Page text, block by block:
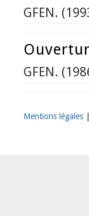
GFEN.
GFEN.
Mentions légales